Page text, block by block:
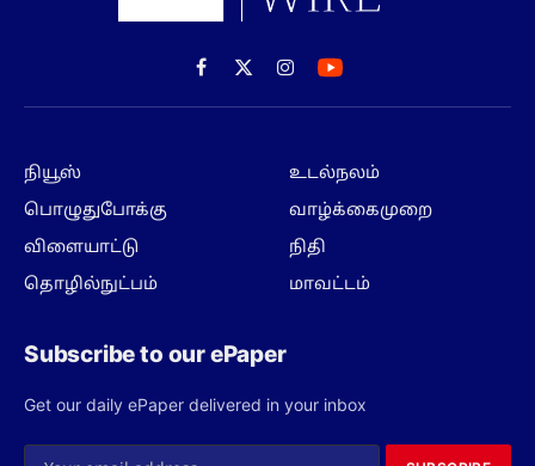
Facebook
X
(Twitter)
Instagram
நியூஸ்
பொழுதுபோக்கு
விளையாட்டு
தொழில்நுட்பம்
உடல்நலம்
வாழ்க்கைமுறை
நிதி
மாவட்டம்
Subscribe to our ePaper
Get our daily ePaper delivered in your inbox